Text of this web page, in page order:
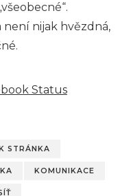
není nijak hvězdná,
Status
STRÁNKA
KOMUNIKACE